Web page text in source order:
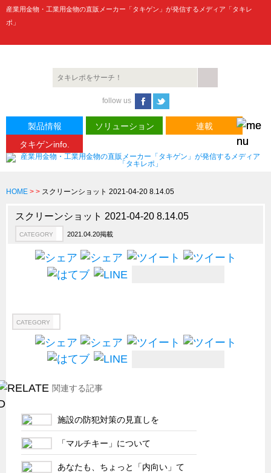
CATEGORY 製品情報
新製品ロケットニュース
ピックアップ製品
製品開発秘話
モニターアーム
CATEGORY ソリューション
SDGs配慮・脱炭素
省力化製品
医療・福祉・介護関連
二次電池関連
EV・PHEV充電器関連
再生可能エネルギー
産業用金物・工業用金物の直販メーカー「タキゲン」が発信するメディア「タキレ
ポ」
follow us
製品情報 ソリューション
連載
タキゲンinfo.
HOME > > スクリーンショット 2021-04-20 8.14.05
スクリーンショット 2021-04-20 8.14.05
CATEGORY 2021.04.20掲載
CATEGORY
関連する記事
施設の防犯対策の見直しを
「マルチキー」について
あなたも、ちょっと「内向い」て